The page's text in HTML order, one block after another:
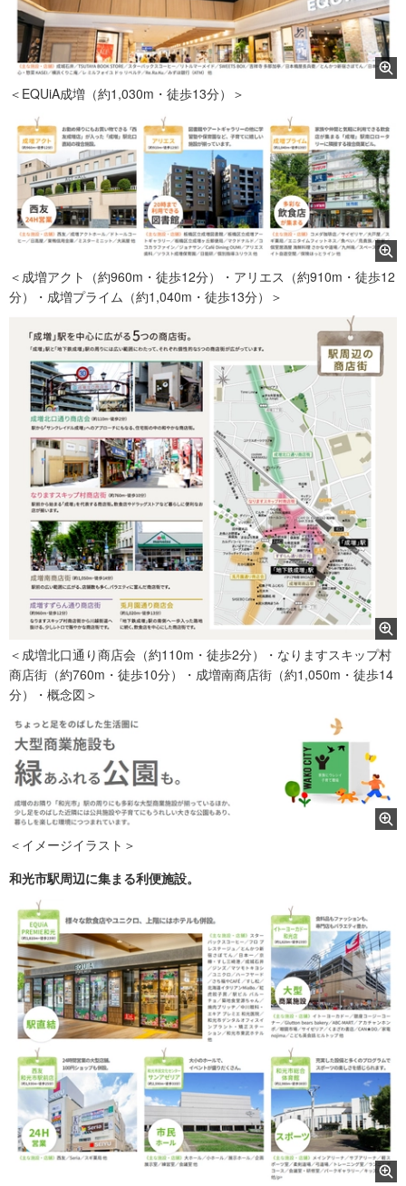
＜EQUiA成増（約1,030m・徒歩13分）＞
＜成増アクト（約960m・徒歩12分）・アリエス（約910m・徒歩12
分）・成増プライム（約1,040m・徒歩13分）＞
＜成増北口通り商店会（約110m・徒歩2分）・なりますスキップ村
商店街（約760m・徒歩10分）・成増南商店街（約1,050m・徒歩14
分）・概念図＞
＜イメージイラスト＞
和光市駅周辺に集まる利便施設。